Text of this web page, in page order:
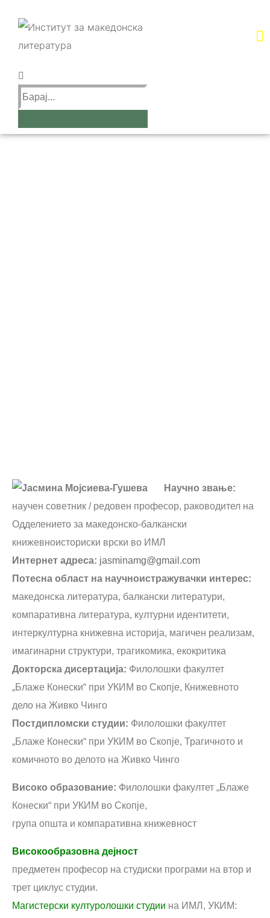
Научно звање:
научен совeтник / редовен професор, раководител на
Одделението за македонско-балкански
книжевноисториски врски во ИМЛ
Интернет адреса: jasminamg@gmail.com
Потесна област на научноистражувачки интерес:
македонска литература, балкански литератури,
компаративна литература, културни идентитети,
интеркултурна книжевна историја, магичен реализам,
имагинарни структури, трагикомика, екокритика
Докторска дисертација: Филолошки факултет
„Блаже Конески“ при УКИМ во Скопје, Книжевното
дело на Живко Чинго
Постдипломски студии: Филолошки факултет
„Блаже Конески“ при УКИМ во Скопје, Трагичното и
комичното во делото на Живко Чинго
Високо образование: Филолошки факултет „Блаже
Конески“ при УКИМ во Скопје,
група општа и компаративна книжевност
Високообразовна дејност
предметен професор на студиски програми на втор и
трет циклус студии.
Mагистерски културолошки студии на ИМЛ, УКИМ: